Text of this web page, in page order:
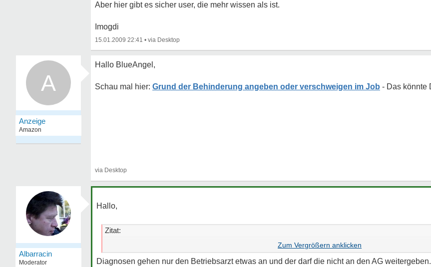
Aber hier gibt es sicher user, die mehr wissen als ist.
Imogdi
15.01.2009 22:41 •
A
Hallo BlueAngel,
Grund der Behinderung angeben oder verschweigen im Job
Albarracin
Moderator
Hallo,
Zitat:
Frage: Muss ich - wenn ich mich bewerbe - dem neuen Arbeitgeber auch meine Diagnosen mitteilen?
Diagnosen gehen nur den Betriebsarzt etwas an und der darf die nicht an den AG weitergeben.